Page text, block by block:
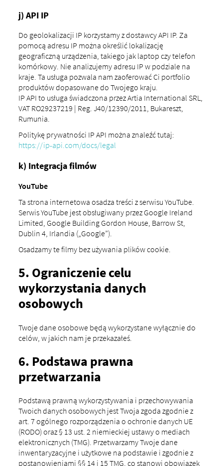
j) API IP
Do geolokalizacji IP korzystamy z dostawcy API IP. Za
pomocą adresu IP można określić lokalizację
geograficzną urządzenia, takiego jak laptop czy telefon
komórkowy. Nie analizujemy adresu IP w podziale na
kraje. Ta usługa pozwala nam zaoferować Ci portfolio
produktów dopasowane do Twojego kraju.
IP API to usługa świadczona przez Artia International SRL,
VAT RO29237219 | Reg. J40/12390/2011, Bukareszt,
Rumunia.
Politykę prywatności IP API można znaleźć tutaj:
https://ip-api.com/docs/legal
k) Integracja filmów
YouTube
Ta strona internetowa osadza treści z serwisu YouTube.
Serwis YouTube jest obsługiwany przez Google Ireland
Limited, Google Building Gordon House, Barrow St,
Dublin 4, Irlandia („Google”).
Osadzamy te filmy bez używania plików cookie.
5. Ograniczenie celu
wykorzystania danych
osobowych
Twoje dane osobowe będą wykorzystane wyłącznie do
celów, w jakich nam je przekazałeś.
6. Podstawa prawna
przetwarzania
Podstawą prawną wykorzystywania i przechowywania
Twoich danych osobowych jest Twoja zgoda zgodnie z
art. 7 ogólnego rozporządzenia o ochronie danych UE
(RODO) oraz § 13 ust. 2 niemieckiej ustawy o mediach
elektronicznych (TMG). Przetwarzamy Twoje dane
inwentaryzacyjne i użytkowe na podstawie i zgodnie z
postanowieniami §§ 14 i 15 TMG, co stanowi obowiązek